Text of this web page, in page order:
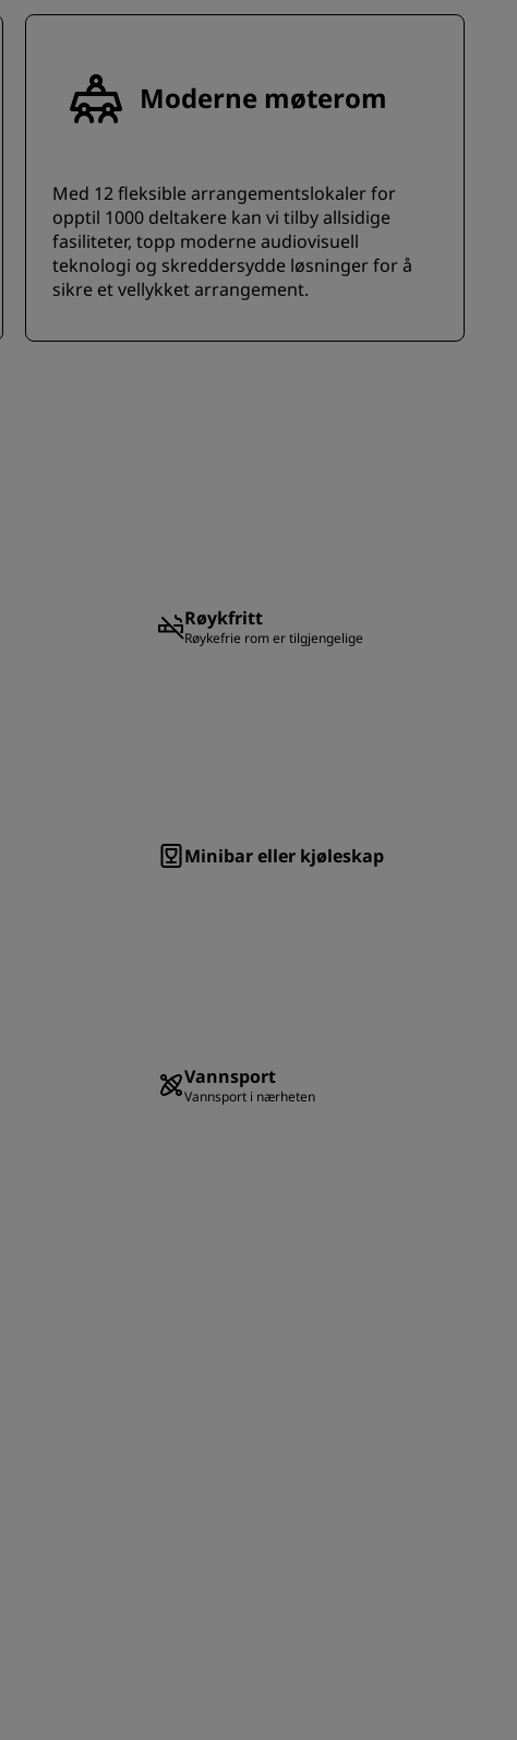
Moderne møterom
Med 12 fleksible arrangementslokaler for
opptil 1000 deltakere kan vi tilby allsidige
fasiliteter, topp moderne audiovisuell
teknologi og skreddersydde løsninger for å
sikre et vellykket arrangement.
Røykfritt
Røykefrie rom er tilgjengelige
Minibar eller kjøleskap
Vannsport
Vannsport i nærheten